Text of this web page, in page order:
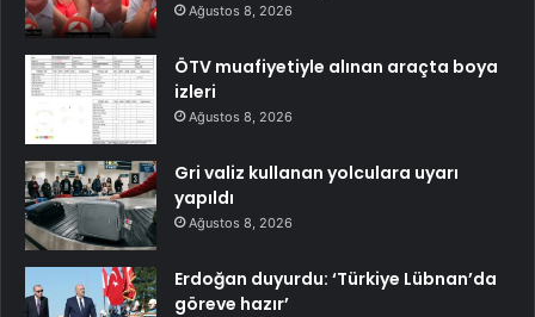
Ağustos 8, 2026
ÖTV muafiyetiyle alınan araçta boya
izleri
Ağustos 8, 2026
Gri valiz kullanan yolculara uyarı
yapıldı
Ağustos 8, 2026
Erdoğan duyurdu: ‘Türkiye Lübnan’da
göreve hazır’